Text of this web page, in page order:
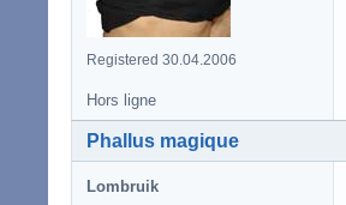
Registered 30.04.2006
Hors ligne
Phallus magique
Lombruik